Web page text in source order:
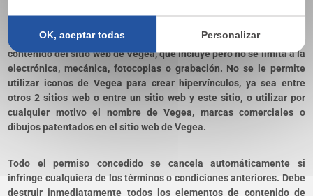
grabar, almacenar, revelar, alterar o modificar los elementos de
contenido del sitio web de Vegea, que incluye pero no se limita a la
electrónica, mecánica, fotocopias o grabación. No se le permite
utilizar iconos de Vegea para crear hipervínculos, ya sea entre
otros 2 sitios web o entre un sitio web y este sitio, o utilizar por
cualquier motivo el nombre de Vegea, marcas comerciales o
dibujos patentados en el sitio web de Vegea.
Todo el permiso concedido se cancela automáticamente si
infringe cualquiera de los términos o condiciones anteriores. Debe
destruir inmediatamente todos los elementos de contenido de
OK, aceptar todas Personalizar